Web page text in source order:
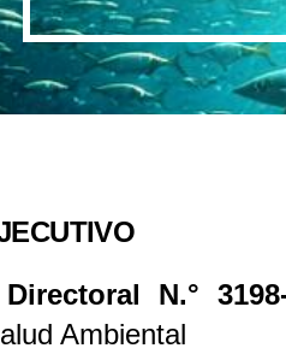
N.° 3198-
Ambiental